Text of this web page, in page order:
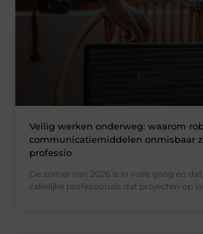
Veilig werken onderweg: waarom
communicatiemiddelen onmisbaar
professio
De zomer van 2026 is in volle gang en
zakelijke professionals dat projecten op